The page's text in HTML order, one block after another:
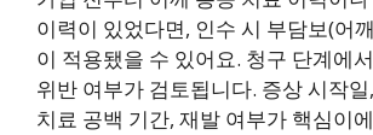
이력이 있었다면, 인수 시 부담보(어
이 적용됐을 수 있어요. 청구 단계에
위반 여부가 검토됩니다. 증상 시작
치료 공백 기간, 재발 여부가 핵심이